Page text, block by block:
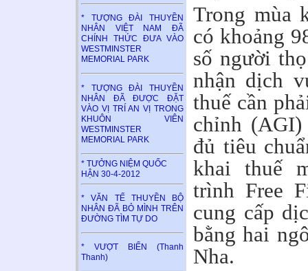
* TƯỢNG ĐÀI THUYỀN
NHÂN VIỆT NAM ĐÃ
CHÍNH THỨC ĐƯA VÀO
WESTMINSTER
MEMORIAL PARK
* TƯỢNG ĐÀI THUYỀN
NHÂN ĐÃ ĐƯỢC ĐẶT
VÀO VỊ TRÍ AN VỊ TRONG
KHUÔN VIÊN
WESTMINSTER
MEMORIAL PARK
* TƯỞNG NIỆM QUỐC
HẬN 30-4-2012
* VĂN TẾ THUYỀN BỘ
NHÂN ĐÃ BỎ MÌNH TRÊN
ĐƯỜNG TÌM TỰ DO
* VƯỢT BIỂN (Thanh
Thanh)
Trong mùa
có khoảng
số người
nhận dịch
thuế cần
chỉnh
đủ tiêu
khai thuế
trình Free
cung cấp
bằng hai
Nha.